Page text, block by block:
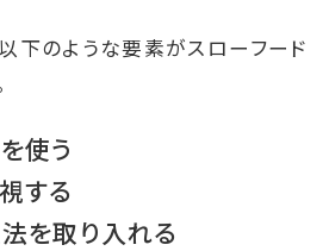
下のような要素がスローフード
使う
する
を取り入れる